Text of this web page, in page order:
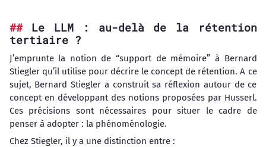
Le LLM : au-delà de la rétention
tertiaire ?
J’emprunte la notion de “support de mémoire” à Bernard
Stiegler qu’il utilise pour décrire le concept de rétention. A ce
sujet, Bernard Stiegler a construit sa réflexion autour de ce
concept en développant des notions proposées par Husserl.
Ces précisions sont nécessaires pour situer le cadre de
penser à adopter : la phénoménologie.
Chez Stiegler, il y a une distinction entre :